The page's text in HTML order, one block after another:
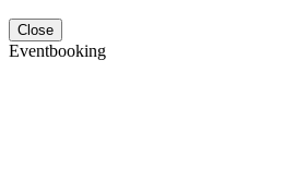
Close
Eventbooking